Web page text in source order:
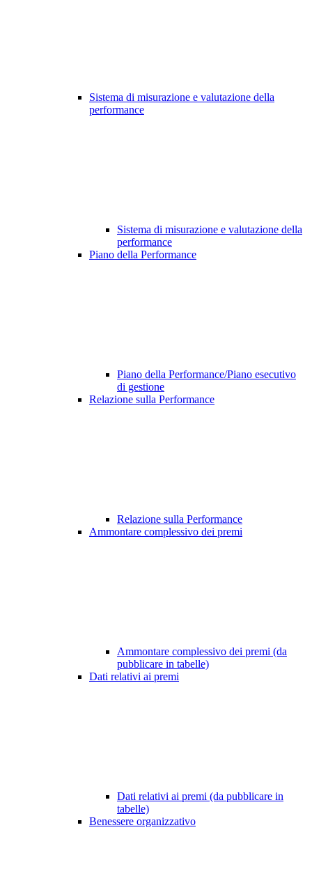
Sistema di misurazione e valutazione della
performance
Sistema di misurazione e valutazione della
performance
Piano della Performance
Piano della Performance/Piano esecutivo
di gestione
Relazione sulla Performance
Relazione sulla Performance
Ammontare complessivo dei premi
Ammontare complessivo dei premi (da
pubblicare in tabelle)
Dati relativi ai premi
Dati relativi ai premi (da pubblicare in
tabelle)
Benessere organizzativo